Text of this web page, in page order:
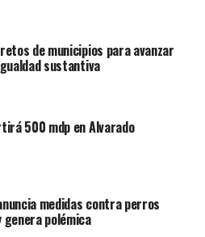
de municipios para avanzar
sustantiva
500 mdp en Alvarado
medidas contra perros
genera polémica